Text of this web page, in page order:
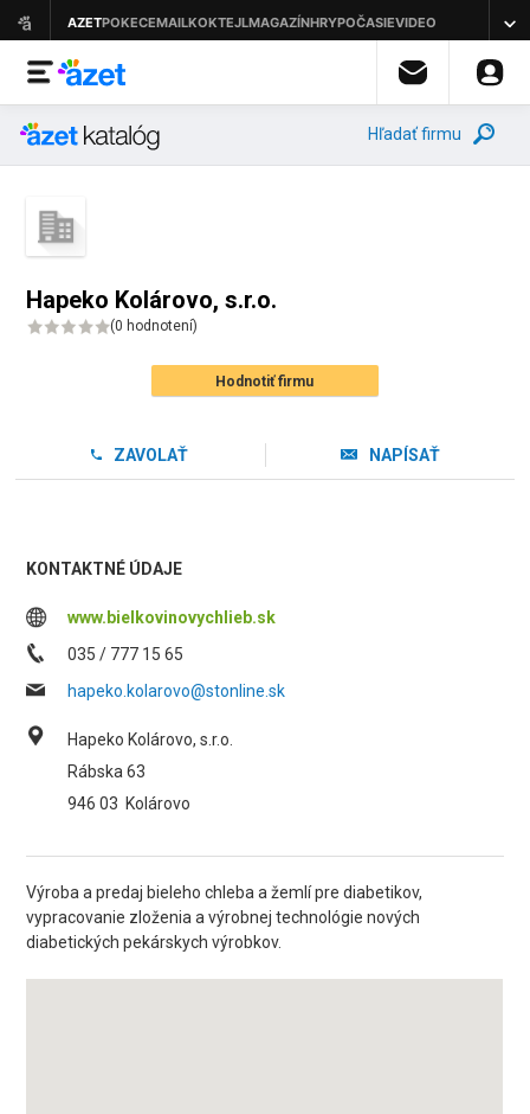
Hľadať firmu
Hapeko Kolárovo, s.r.o.
(0 hodnotení)
Hodnotiť firmu
ZAVOLAŤ NAPÍSAŤ
KONTAKTNÉ ÚDAJE
www.bielkovinovychlieb.sk
035 / 777 15 65
hapeko.kolarovo@stonline.sk
Hapeko Kolárovo, s.r.o.
Rábska 63
946 03 Kolárovo
Výroba a predaj bieleho chleba a žemlí pre diabetikov,
vypracovanie zloženia a výrobnej technológie nových
diabetických pekárskych výrobkov.